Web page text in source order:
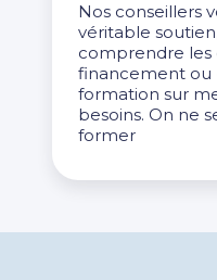
Nos conseillers
véritable
comprendre les
financement ou
formation sur
besoins. On ne
former